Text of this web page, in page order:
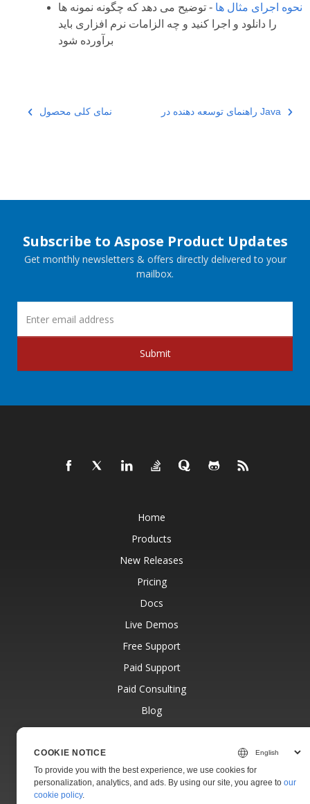
نحوه اجرای مثال ها - توضیح می دهد که چگونه نمونه ها
را دانلود و اجرا کنید و چه الزامات نرم افزاری باید
برآورده شود
نمای کلی محصول راهنمای توسعه دهنده در Java
Subscribe to Aspose Product Updates
Get monthly newsletters & offers directly delivered to your
mailbox.
Submit
Home
Products
New Releases
Pricing
Docs
Live Demos
Free Support
Paid Support
Paid Consulting
Blog
COOKIE NOTICE
To provide you with the best experience, we use cookies for
personalization, analytics, and ads. By using our site, you agree toour
cookie policy.